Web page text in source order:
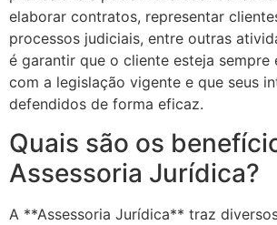
elaborar contratos, representar
processos judiciais, entre outras
é garantir que o cliente esteja sempre
com a legislação vigente e que seus
defendidos de forma eficaz.
Quais são os
Assessoria Jurídica?
A **Assessoria Jurídica** traz